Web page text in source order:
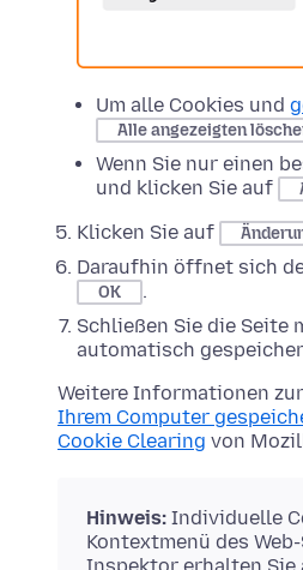
Um alle Cookies und
Alle angezeigten
Wenn Sie nur einen
und klicken Sie auf
Klicken Sie auf
Daraufhin öffnet sich
OK
.
Schließen Sie die Seite
automatisch
Weitere Informationen
Ihrem Computer
Cookie Clearing von
Hinweis: Individuelle
Kontextmenü des